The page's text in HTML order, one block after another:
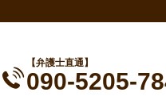
【弁護士直通】
090-5205-